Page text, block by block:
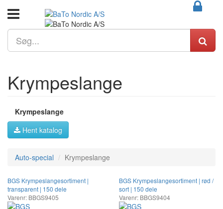
Krympeslange
Krympeslange
Hent katalog
Auto-special Krympeslange
BGS Krympeslangesortiment |
transparent | 150 dele
Varenr: BBGS9405
BGS Krympeslangesortiment | rød /
sort | 150 dele
Varenr: BBGS9404